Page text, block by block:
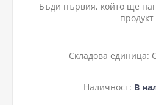
Бъди първия, който ще
продукт
Складова единица:
Наличност: В